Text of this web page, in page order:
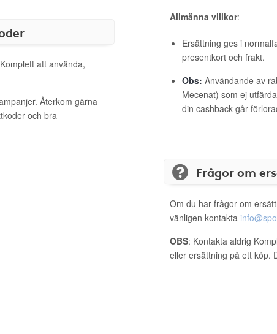
att använda,
Återkom gärna
och bra
Allmänna villkor:
Ersättning ges i
presentkort och frakt.
Obs: Användande av
Mecenat) som ej
din cashback går
Frågor om
Om du har frågor om
vänligen kontakta
OBS: Kontakta aldrig
eller ersättning på ett köp.